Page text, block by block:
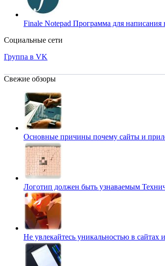
Finale Notepad Программа для написания
Социальные сети
Группа в VK
Свежие обзоры
Основные причины почему сайты и
Логотип должен быть узнаваемым
Не увлекайтесь уникальностью в сайтах